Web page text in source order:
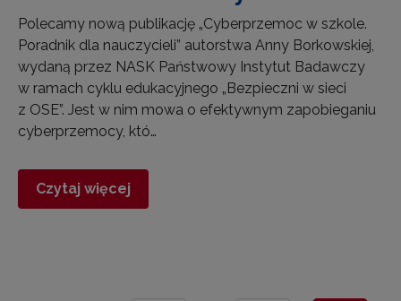
Polecamy nową publikację „Cyberprzemoc w szkole.
Poradnik dla nauczycieli” autorstwa Anny Borkowskiej,
wydaną przez NASK Państwowy Instytut Badawczy
w ramach cyklu edukacyjnego „Bezpieczni w sieci
z OSE”. Jest w nim mowa o efektywnym zapobieganiu
cyberprzemocy, któ…
Czytaj więcej